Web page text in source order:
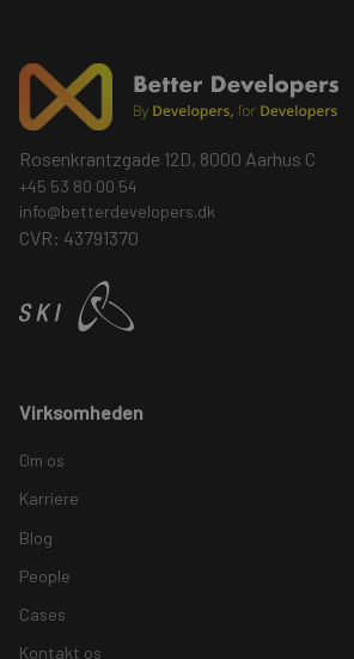
Rosenkrantzgade 12D, 8000 Aarhus C
+45 53 80 00 54
info@betterdevelopers.dk
CVR: 43791370
Virksomheden
Om os
Karriere
Blog
People
Cases
Kontakt os